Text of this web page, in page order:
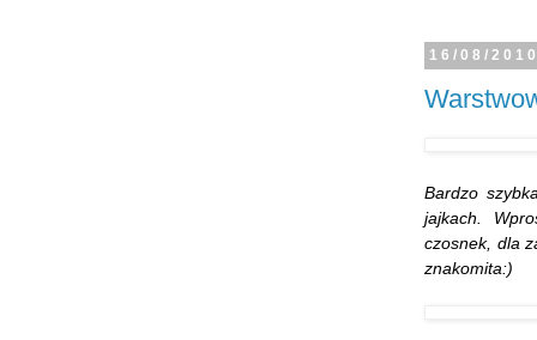
16/08/
Bardzo
jajkach.
czosnek, dla
znakomita:)